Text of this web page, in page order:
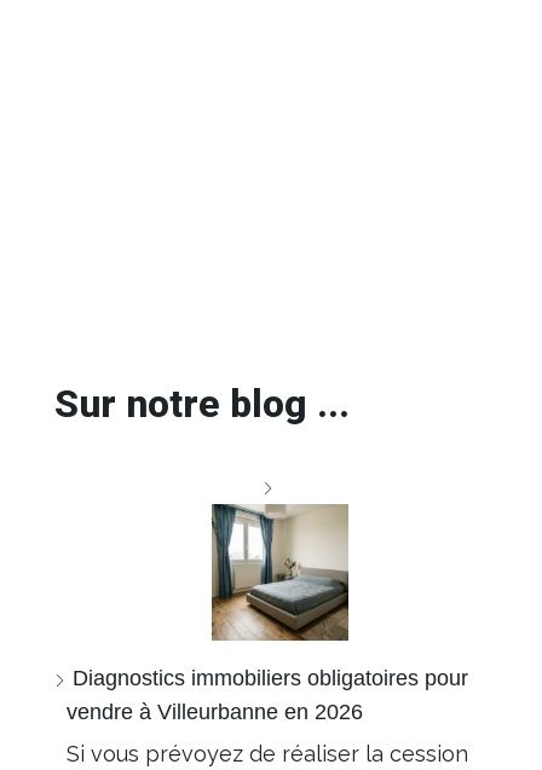
Sur notre blog ...
Diagnostics immobiliers obligatoires pour
vendre à Villeurbanne en 2026
Si vous prévoyez de réaliser la cession